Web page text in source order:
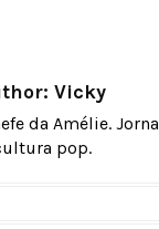
Vicky
da Amélie.
pop.